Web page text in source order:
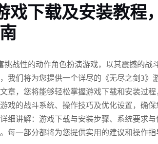
戏下载及安装教程
挑战性的动作角色扮演游戏，以其震撼的战
我们将为您提供一个详尽的《无尽之剑3》
章，您将能够轻松掌握游戏下载和安装过
戏的战斗系统、操作技巧及优化设置，确保
细讲解：游戏下载与安装步骤、系统要求
每一部分都将为您提供实用的建议和操作指